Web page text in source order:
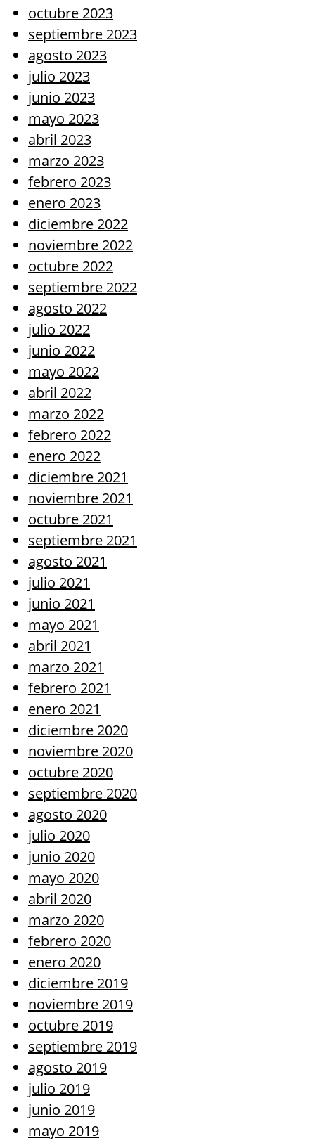
octubre 2023
septiembre 2023
agosto 2023
julio 2023
junio 2023
mayo 2023
abril 2023
marzo 2023
febrero 2023
enero 2023
diciembre 2022
noviembre 2022
octubre 2022
septiembre 2022
agosto 2022
julio 2022
junio 2022
mayo 2022
abril 2022
marzo 2022
febrero 2022
enero 2022
diciembre 2021
noviembre 2021
octubre 2021
septiembre 2021
agosto 2021
julio 2021
junio 2021
mayo 2021
abril 2021
marzo 2021
febrero 2021
enero 2021
diciembre 2020
noviembre 2020
octubre 2020
septiembre 2020
agosto 2020
julio 2020
junio 2020
mayo 2020
abril 2020
marzo 2020
febrero 2020
enero 2020
diciembre 2019
noviembre 2019
octubre 2019
septiembre 2019
agosto 2019
julio 2019
junio 2019
mayo 2019